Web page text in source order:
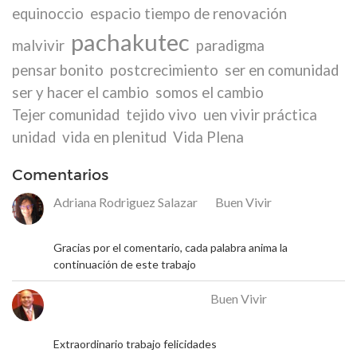
equinoccio espacio tiempo de renovación
malvivir pachakutec paradigma
pensar bonito postcrecimiento ser en comunidad
ser y hacer el cambio somos el cambio
Tejer comunidad tejido vivo uen vivir práctica
unidad vida en plenitud Vida Plena
Comentarios
Adriana Rodriguez Salazar Buen Vivir
Gracias por el comentario, cada palabra anima la
continuación de este trabajo
Buen Vivir
Extraordinario trabajo felicidades